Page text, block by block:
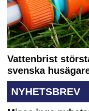
Vattenbrist
svenska
NYHETSBREV